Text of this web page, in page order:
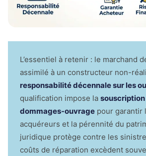
L’essentiel à retenir : le marchand
assimilé à un constructeur non-
responsabilité décennale sur les
qualification impose la souscription
dommages-ouvrage pour garantir
acquéreurs et la pérennité du
juridique protège contre les
coûts de réparation excèdent